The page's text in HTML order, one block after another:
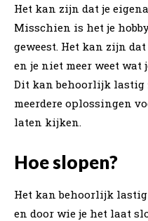
Het kan zijn dat je
Misschien is het je
geweest. Het kan zijn
en je niet meer weet wat
Dit kan behoorlijk
meerdere oplossingen
laten kijken.
Hoe slopen?
Het kan behoorlijk
en door wie je het laat